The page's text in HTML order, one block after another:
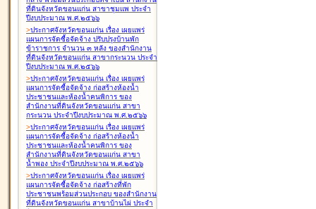
ที่ดินจังหวัดขอนแก่น สาขาชุมแพ ประจำ
ปีงบประมาณ พ.ศ.๒๕๖๖
>ประกาศจังหวัดขอนแก่น เรื่อง เผยแพร่
แผนการจัดซื้อจัดจ้าง ปรับปรุงบ้านพัก
ข้าราชการ จำนวน ๓ หลัง ของสำนักงาน
ที่ดินจังหวัดขอนแก่น สาขากระนวน ประจำ
ปีงบประมาณ พ.ศ.๒๕๖๖
>ประกาศจังหวัดขอนแก่น เรื่อง เผยแพร่
แผนการจัดซื้อจัดจ้าง ก่อสร้างห้องน้ำ
ประชาชนและห้องน้ำคนพิการ ของ
สำนักงานที่ดินจังหวัดขอนแก่น สาขา
กระนวน ประจำปีงบประมาณ พ.ศ.๒๕๖๖
>ประกาศจังหวัดขอนแก่น เรื่อง เผยแพร่
แผนการจัดซื้อจัดจ้าง ก่อสร้างห้องน้ำ
ประชาชนและห้องน้ำคนพิการ ของ
สำนักงานที่ดินจังหวัดขอนแก่น สาขา
น้ำพอง ประจำปีงบประมาณ พ.ศ.๒๕๖๖
>ประกาศจังหวัดขอนแก่น เรื่อง เผยแพร่
แผนการจัดซื้อจัดจ้าง ก่อสร้างที่พัก
ประชาชนพร้อมส่วนประกอบ ของสำนักงาน
ที่ดินจังหวัดขอนแก่น สาขาบ้านไผ่ ประจำ